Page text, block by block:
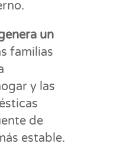
un
familias
y las
de
estable.